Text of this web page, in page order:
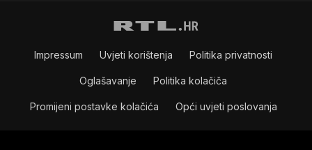
Impressum Uvjeti korištenja Politika privatnosti
Oglašavanje Politika kolačiča
Promijeni postavke kolačića Opći uvjeti poslovanja